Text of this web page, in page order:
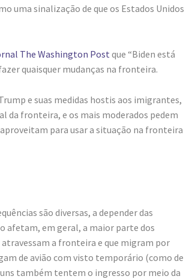
uma sinalização de que os Estados Unidos
The Washington Post que “Biden está
quaisquer mudanças na fronteira.
e suas medidas hostis aos imigrantes,
da fronteira, e os mais moderados pedem
para usar a situação na fronteira
são diversas, a depender das
afetam, em geral, a maior parte dos
atravessam a fronteira e que migram por
de avião com visto temporário (como de
também tentem o ingresso por meio da